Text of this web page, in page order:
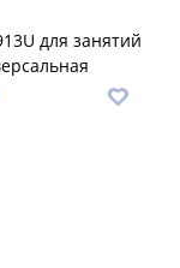
для занятий